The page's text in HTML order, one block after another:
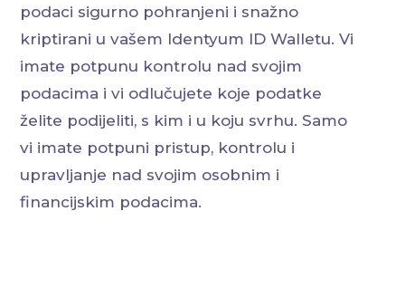
podaci sigurno pohranjeni i snažno
kriptirani u vašem Identyum ID Walletu. Vi
imate potpunu kontrolu nad svojim
podacima i vi odlučujete koje podatke
želite podijeliti, s kim i u koju svrhu. Samo
vi imate potpuni pristup, kontrolu i
upravljanje nad svojim osobnim i
financijskim podacima.